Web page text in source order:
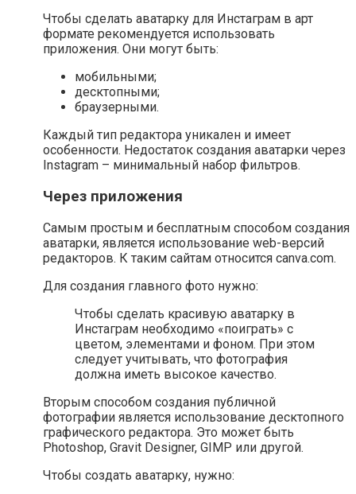
Чтобы сделать аватарку для Инстаграм в арт
формате рекомендуется использовать
приложения. Они могут быть:
мобильными;
десктопными;
браузерными.
Каждый тип редактора уникален и имеет
особенности. Недостаток создания аватарки через
Instagram – минимальный набор фильтров.
Через приложения
Самым простым и бесплатным способом создания
аватарки, является использование web-версий
редакторов. К таким сайтам относится canva.com.
Для создания главного фото нужно:
Чтобы сделать красивую аватарку в
Инстаграм необходимо «поиграть» с
цветом, элементами и фоном. При этом
следует учитывать, что фотография
должна иметь высокое качество.
Вторым способом создания публичной
фотографии является использование десктопного
графического редактора. Это может быть
Photoshop, Gravit Designer, GIMP или другой.
Чтобы создать аватарку, нужно: